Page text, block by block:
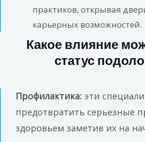
практиков, открывая
карьерных возможностей.
Какое влияние
статус
Профилактика: эти
предотвратить серьезные
здоровьем заметив их на